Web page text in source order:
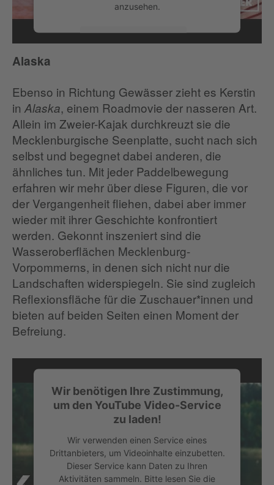
anzusehen.
Alaska
Ebenso in Richtung Gewässer zieht es Kerstin
in Alaska, einem Roadmovie der nasseren Art.
Allein im Zweier-Kajak durchkreuzt sie die
Mecklenburgische Seenplatte, sucht nach sich
selbst und begegnet dabei anderen, die
ähnliches tun. Mit jeder Paddelbewegung
erfahren wir mehr über diese Figuren, die vor
der Vergangenheit fliehen, dabei aber immer
wieder mit ihrer Geschichte konfrontiert
werden. Gekonnt inszeniert sind die
Wasseroberflächen Mecklenburg-
Vorpommerns, in denen sich nicht nur die
Landschaften widerspiegeln. Sie sind zugleich
Reflexionsfläche für die Zuschauer*innen und
bieten auf beiden Seiten einen Moment der
Befreiung.
Wir benötigen Ihre Zustimmung,
um den YouTube Video-Service
zu laden!
Wir verwenden einen Service eines
Drittanbieters, um Videoinhalte einzubetten.
Dieser Service kann Daten zu Ihren
Aktivitäten sammeln. Bitte lesen Sie die